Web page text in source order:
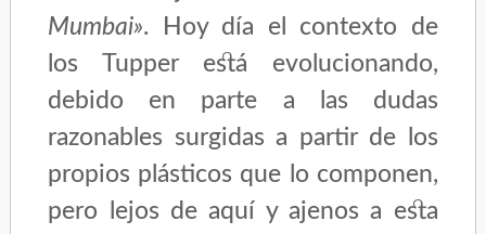
Mumbai». Hoy día el contexto de
los Tupper está evolucionando,
debido en parte a las dudas
razonables surgidas a partir de los
propios plásticos que lo componen,
pero lejos de aquí y ajenos a esta